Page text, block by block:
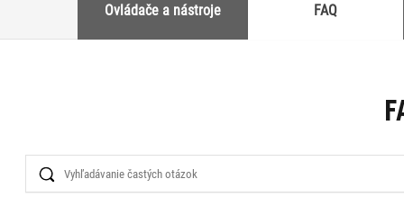
Ovládače a nástroje FAQ
Search